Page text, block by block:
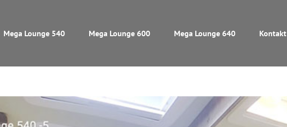
Mega Lounge 540 Mega Lounge 600 Mega Lounge 640 Kontakt